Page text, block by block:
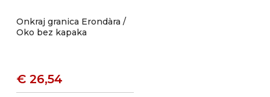
Onkraj granica Erondàra /
Oko bez kapaka
€ 26,54